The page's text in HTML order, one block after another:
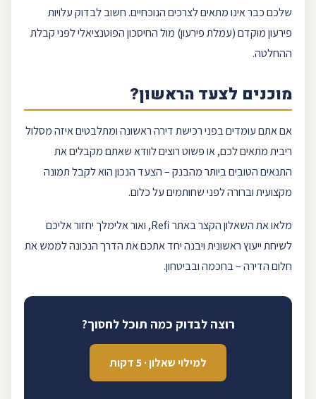
שלכם כבר אינו מתאים לצרכים הנוכחיים. חשוב לבדוק עלויות
פירעון מוקדם(עמלת פירעון) מול החיסכוןהפוטנציאלי לפני קבלת
ההחלטה.
מוכנים לצעד הראשון?
אם אתם עומדים בפנירכישת דירהראשונה ומתלבטים איזה מסלול
ריבית מתאים לכם, או פשוט רוצים לוודא שאתם מקבלים את
התנאים הטובים ביותר מהבנק – הצעד הנכון הוא לקבל תמונה
מקצועית וברורה לפני שחותמים על כלום.
מלאו את השאלוןהקצר באתרRefi, ואור אלימלך יחזור אליכם
לשיחת ייעוץ ראשונית ויבנה יחד אתכם את הדרך הנכונה לממש את
חלום הדירה – בחכמה ובביטחון.
רוצה לבדוק כמה תוכל לחסוך?
למילוי שאלון · 5 דקות